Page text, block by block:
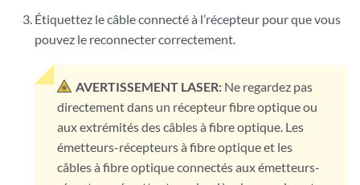
Étiquettez le câble connecté à l’récepteur pour que vous
pouvez le reconnecter correctement.
AVERTISSEMENT LASER: Ne regardez pas
directement dans un récepteur fibre optique ou
aux extrémités des câbles à fibre optique. Les
émetteurs-récepteurs à fibre optique et les
câbles à fibre optique connectés aux émetteurs-